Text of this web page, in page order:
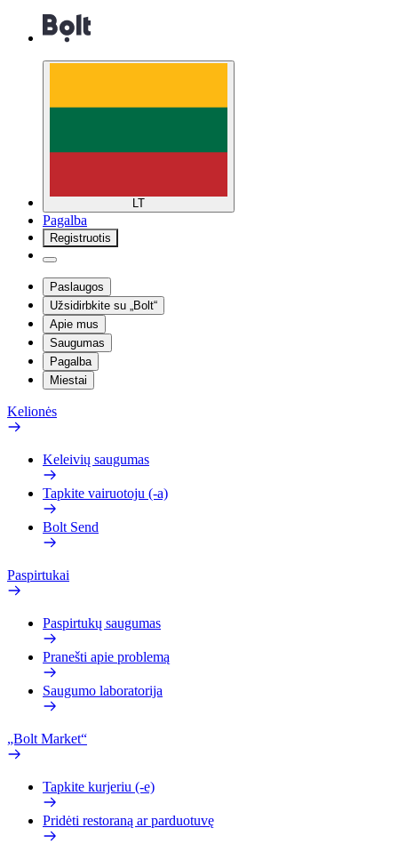
LT
Pagalba
Registruotis
Paslaugos
Užsidirbkite su „Bolt“
Apie mus
Saugumas
Pagalba
Miestai
Kelionės
Keleivių saugumas
Tapkite vairuotoju (-a)
Bolt Send
Paspirtukai
Paspirtukų saugumas
Pranešti apie problemą
Saugumo laboratorija
„Bolt Market“
Tapkite kurjeriu (-e)
Pridėti restoraną ar parduotuvę